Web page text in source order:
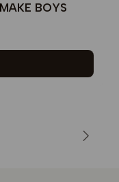
BOYS